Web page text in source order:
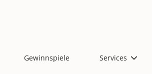
Gewinnspiele Services